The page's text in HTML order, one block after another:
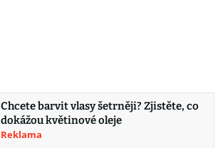
Chcete barvit vlasy šetrněji? Zjistěte, co
dokážou květinové oleje
Reklama